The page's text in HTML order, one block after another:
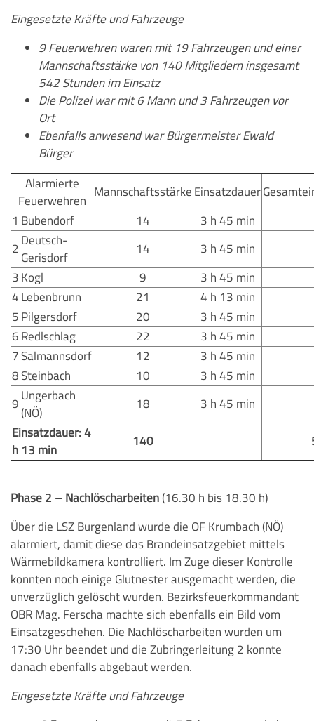
Eingesetzte Kräfte und Fahrzeuge
9 Feuerwehren waren mit 19 Fahrzeugen und einer
Mannschaftsstärke von 140 Mitgliedern insgesamt
542 Stunden im Einsatz
Die Polizei war mit 6 Mann und 3 Fahrzeugen vor
Ort
Ebenfalls anwesend war Bürgermeister Ewald
Bürger
Alarmierte
Feuerwehren MannschaftsstärkeEinsatzdauer
1 Bubendorf 14
3 h 45 min
2Deutsch-
Gerisdorf
14
3 h 45 min
3Kogl 9
3 h 45 min
4Lebenbrunn 21
4 h 13 min
5Pilgersdorf 20
3 h 45 min
6Redlschlag 22
3 h 45 min
7Salmannsdorf 12
3 h 45 min
8Steinbach 10
3 h 45 min
9Ungerbach
(NÖ)
18
3 h 45 min
Einsatzdauer: 4
h 13 min
140
Phase 2 – Nachlöscharbeiten(16.30 h bis 18.30 h)
Über die LSZ Burgenland wurde die OF Krumbach (NÖ)
alarmiert, damit diese das Brandeinsatzgebiet mittels
Wärmebildkamera kontrolliert. Im Zuge dieser Kontrolle
konnten noch einige Glutnester ausgemacht werden, die
unverzüglich gelöscht wurden. Bezirksfeuerkommandant
OBR Mag. Ferscha machte sich ebenfalls ein Bild vom
Einsatzgeschehen. Die Nachlöscharbeiten wurden um
17:30 Uhr beendet und die Zubringerleitung 2 konnte
danach ebenfalls abgebaut werden.
Eingesetzte Kräfte und Fahrzeuge